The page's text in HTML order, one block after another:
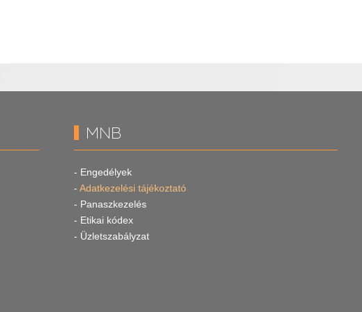
MNB
- Engedélyek
- Adatkezelési tájékoztató
- Panaszkezelés
- Etikai kódex
- Üzletszabályzat